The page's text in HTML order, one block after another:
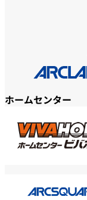
ホームセンター